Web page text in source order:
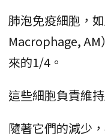
肺泡免疫細胞，
Macrophage,
來的1/4。
這些細胞負責維
隨著它們的減少